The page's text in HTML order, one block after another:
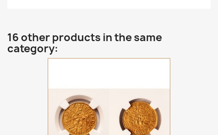
16 other products in the same
category: